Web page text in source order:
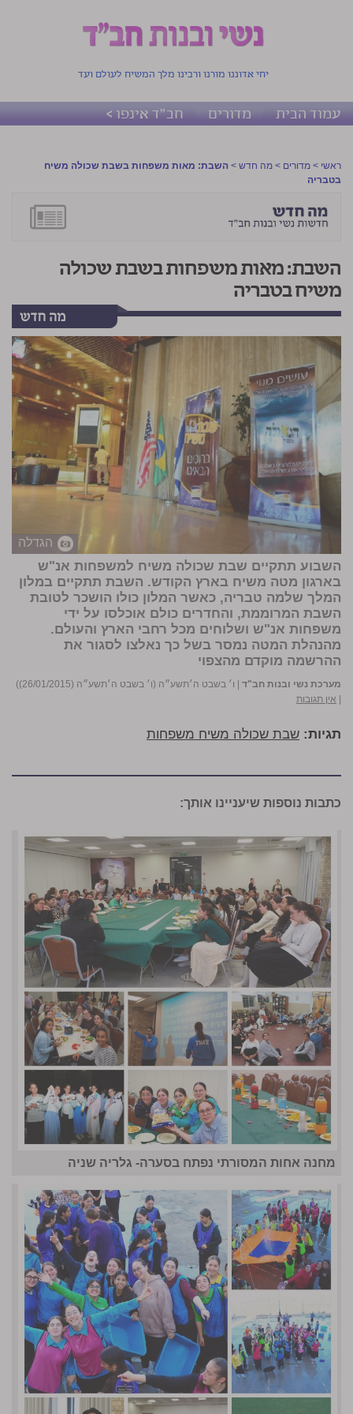
יחי אדוננו מורנו ורבינו מלך המשיח לעולם ועד
עמוד הבית מדורים חב"ד אינפו >
ראשי > מדורים > מה חדש > השבת: מאות משפחות בשבת שכולה משיח
בטבריה
השבת: מאות משפחות בשבת שכולה
משיח בטבריה
הגדלה
השבוע תתקיים שבת שכולה משיח למשפחות אנ"ש
בארגון מטה משיח בארץ הקודש. השבת תתקיים במלון
המלך שלמה טבריה, כאשר המלון כולו הושכר לטובת
השבת המרוממת, והחדרים כולם אוכלסו על ידי
משפחות אנ"ש ושלוחים מכל רחבי הארץ והעולם.
מהנהלת המטה נמסר בשל כך נאלצו לסגור את
ההרשמה מוקדם מהצפוי
מערכת נשי ובנות חב"ד
ו׳ בשבט ה׳תשע״ה (ו׳ בשבט ה׳תשע״ה (26/01/2015))
אין תגובות
תגיות: שבת שכולה משיח משפחות
כתבות נוספות שיעניינו אותך:
מחנה אחות המסורתי נפתח בסערה- גלריה שניה